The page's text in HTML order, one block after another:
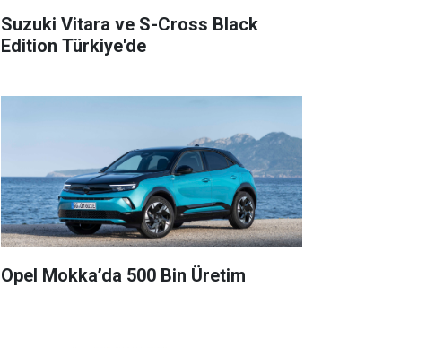
Suzuki Vitara ve S-Cross Black
Edition Türkiye'de
Opel Mokka’da 500 Bin Üretim